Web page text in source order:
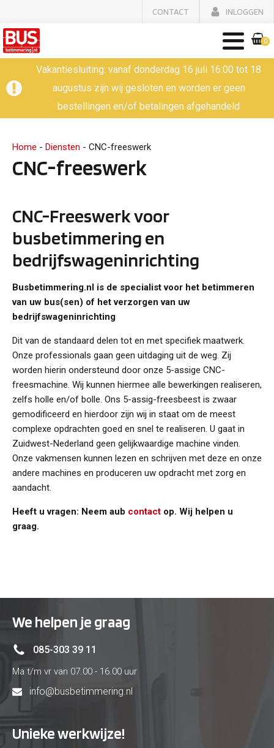
CONTACT INLOGGEN
0
Vakantiesluiting: vanaf donderdag 16 juli 16:00 tot 18
augustus zijn wij gesloten en worden er geen
bestellingen en/of betalingen afgehandeld
Home - Diensten - CNC-freeswerk
CNC-freeswerk
CNC-Freeswerk voor
busbetimmering en
bedrijfswageninrichting
Busbetimmering.nl is de specialist voor het betimmeren
van uw bus(sen) of het verzorgen van uw
bedrijfswageninrichting
Dit van de standaard delen tot en met specifiek maatwerk.
Onze professionals gaan geen uitdaging uit de weg. Zij
worden hierin ondersteund door onze 5-assige CNC-
freesmachine. Wij kunnen hiermee alle bewerkingen realiseren,
zelfs holle en/of bolle. Ons 5-assig-freesbeest is zwaar
gemodificeerd en hierdoor zijn wij in staat om de meest
complexe opdrachten goed en snel te realiseren. U gaat in
Zuidwest-Nederland geen gelijkwaardige machine vinden.
Onze vakmensen kunnen lezen en schrijven met deze en onze
andere machines en produceren uw opdracht met zorg en
aandacht.
Heeft u vragen: Neem aub contact op. Wij helpen u
graag.
We helpen je graag
085-303 39 11
Ma t/m vr van 07.00 - 16.00 uur
info@busbetimmering.nl
Unieke werkwijze!